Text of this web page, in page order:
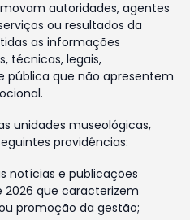
autoridades, agentes
ou resultados da
as informações
técnicas, legais,
pública que não apresentem
unidades museológicas,
providências:
notícias e publicações
2026 que caracterizem
promoção da gestão;